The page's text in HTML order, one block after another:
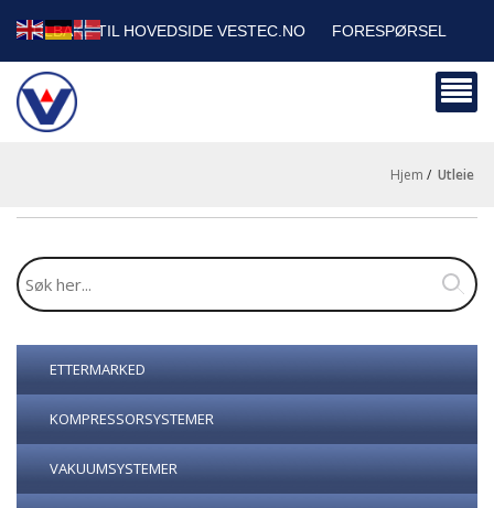
TILBAKE TIL HOVEDSIDE VESTEC.NO FORESPØRSEL
HANDLEVOGN
BEDRIFTSKUNDER
Hjem / utleie
ETTERMARKED
KOMPRESSORSYSTEMER
VAKUUMSYSTEMER